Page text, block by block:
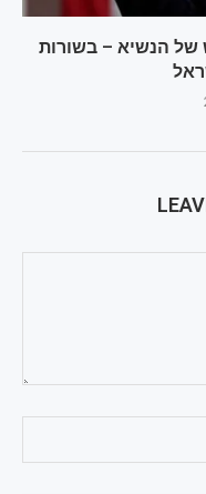
הנשיא – בשורות